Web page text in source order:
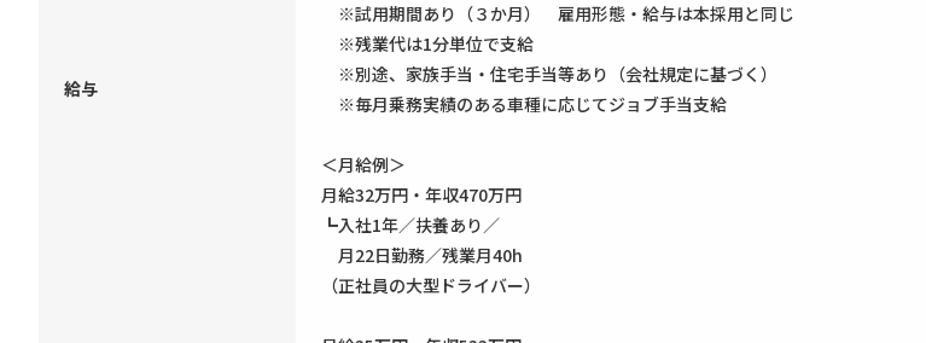
給与
※試用期間あり（３か月） 雇用形態・給与は本採用と同じ
※残業代は1分単位で支給
※別途、家族手当・住宅手当等あり（会社規定に基づく）
※毎月乗務実績のある車種に応じてジョブ手当支給
＜月給例＞
月給32万円・年収470万円
┗入社1年／扶養あり／
月22日勤務／残業月40h
（正社員の大型ドライバー）